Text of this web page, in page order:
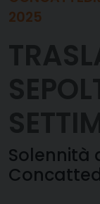
2025
Solennità